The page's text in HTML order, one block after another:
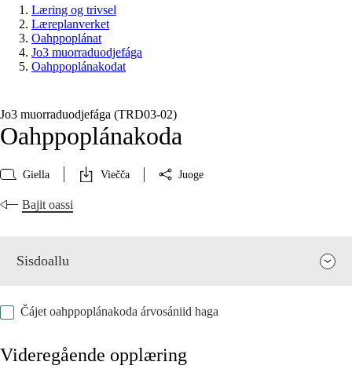
Læring og trivsel
Læreplanverket
Oahppoplánat
Jo3 muorraduodjefága
Oahppoplánakodat
Jo3 muorraduodjefága (TRD03‑02)
Oahppoplánakoda
Giella Viečča Juoge
Bajit oassi
Sisdoallu
Čájet oahppoplánakoda árvosániid haga
Videregående opplæring